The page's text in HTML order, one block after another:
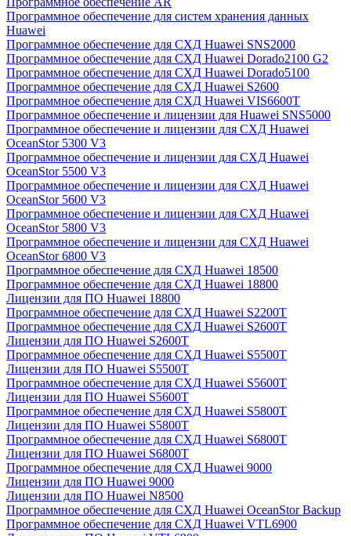
Программное обеспечение для систем хранения данных
Huawei
Программное обеспечение для СХД Huawei SNS2000
Программное обеспечение для СХД Huawei Dorado2100 G2
Программное обеспечение для СХД Huawei Dorado5100
Программное обеспечение для СХД Huawei S2600
Программное обеспечение для СХД Huawei VIS6600T
Программное обеспечение и лицензии для Huawei SNS5000
Программное обеспечение и лицензии для СХД Huawei
OceanStor 5300 V3
Программное обеспечение и лицензии для СХД Huawei
OceanStor 5500 V3
Программное обеспечение и лицензии для СХД Huawei
OceanStor 5600 V3
Программное обеспечение и лицензии для СХД Huawei
OceanStor 5800 V3
Программное обеспечение и лицензии для СХД Huawei
OceanStor 6800 V3
Программное обеспечение для СХД Huawei 18500
Программное обеспечение для СХД Huawei 18800
Лицензии для ПО Huawei 18800
Программное обеспечение для СХД Huawei S2200T
Программное обеспечение для СХД Huawei S2600T
Лицензии для ПО Huawei S2600T
Программное обеспечение для СХД Huawei S5500T
Лицензии для ПО Huawei S5500T
Программное обеспечение для СХД Huawei S5600T
Лицензии для ПО Huawei S5600T
Программное обеспечение для СХД Huawei S5800T
Лицензии для ПО Huawei S5800T
Программное обеспечение для СХД Huawei S6800T
Лицензии для ПО Huawei S6800T
Программное обеспечение для СХД Huawei 9000
Лицензии для ПО Huawei 9000
Лицензии для ПО Huawei N8500
Программное обеспечение для СХД Huawei OceanStor Backup
Программное обеспечение для СХД Huawei VTL6900